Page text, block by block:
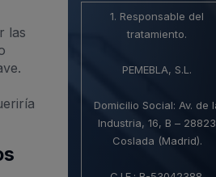
las
1. Responsable del
tratamiento.
PEMEBLA, S.L.
Domicilio Social: Av. de la
Industria, 16, B – 28823
Coslada (Madrid).